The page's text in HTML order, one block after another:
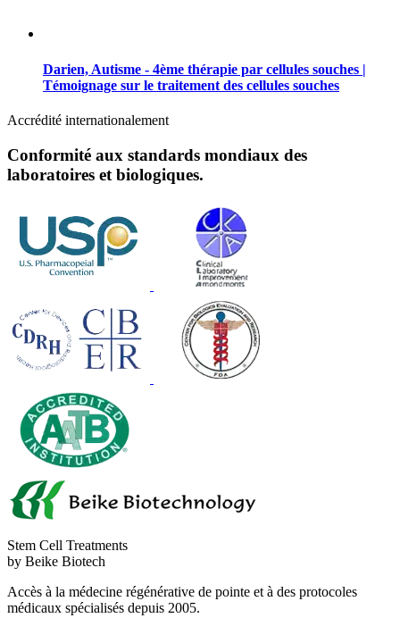
Darien, Autisme - 4ème thérapie par cellules souches |
Témoignage sur le traitement des cellules souches
Accrédité internationalement
Conformité aux standards mondiaux des
laboratoires et biologiques.
Stem Cell Treatments
by Beike Biotech
Accès à la médecine régénérative de pointe et à des protocoles
médicaux spécialisés depuis 2005.